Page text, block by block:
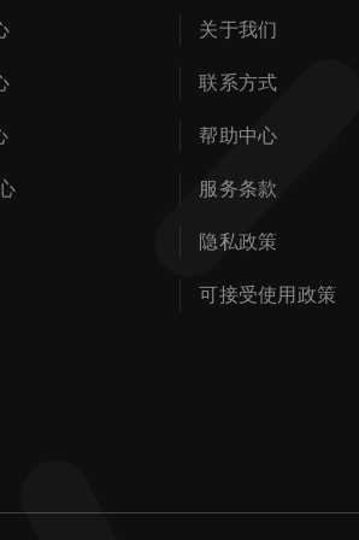
关于我们
联系方式
帮助中心
服务条款
隐私政策
可接受使用政策